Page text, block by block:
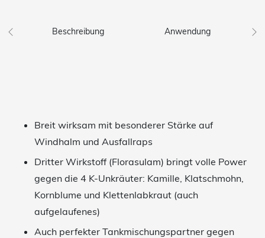
Beschreibung Anwendung
Breit wirksam mit besonderer Stärke auf
Windhalm und Ausfallraps
Dritter Wirkstoff (Florasulam) bringt volle Power
gegen die 4 K-Unkräuter: Kamille, Klatschmohn,
Kornblume und Klettenlabkraut (auch
aufgelaufenes)
Auch perfekter Tankmischungspartner gegen